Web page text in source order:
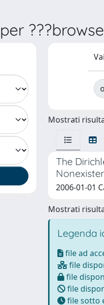
Mostrati
The
2006-01-01
Mostrati
Legenda
file ad
file
file
file
file sotto